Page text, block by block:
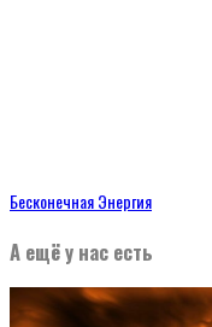
Бесконечная Энергия
А ещё у нас есть